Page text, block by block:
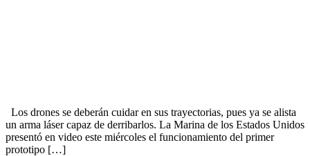
Los drones se deberán cuidar en sus trayectorias, pues ya se alista
un arma láser capaz de derribarlos. La Marina de los Estados Unidos
presentó en video este miércoles el funcionamiento del primer
prototipo […]